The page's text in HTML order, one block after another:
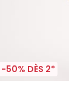
-50% DÈS 2*